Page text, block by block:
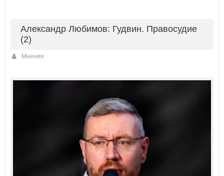
Александр Любимов: Гудвин. Правосудие
(2)
Мнения